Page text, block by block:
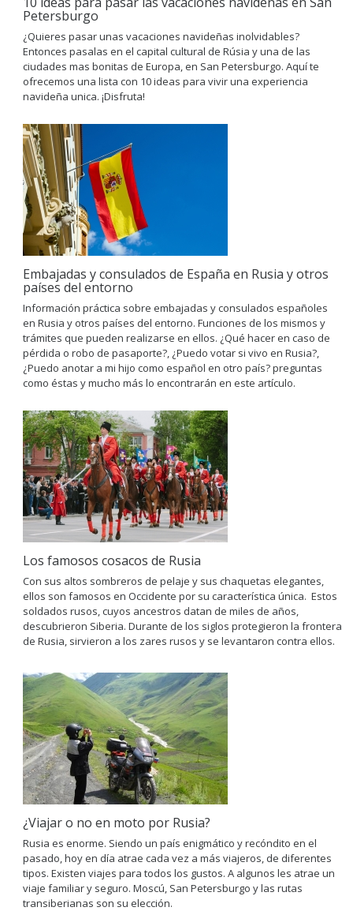
Petersburgo
¿Quieres pasar unas vacaciones navideñas inolvidables?
Entonces pasalas en el capital cultural de Rúsia y una de las
ciudades mas bonitas de Europa, en San Petersburgo. Aquí te
ofrecemos una lista con 10 ideas para vivir una experiencia
navideña unica. ¡Disfruta!
Embajadas y consulados de España en Rusia y otros
países del entorno
Información práctica sobre embajadas y consulados españoles
en Rusia y otros países del entorno. Funciones de los mismos y
trámites que pueden realizarse en ellos. ¿Qué hacer en caso de
pérdida o robo de pasaporte?, ¿Puedo votar si vivo en Rusia?,
¿Puedo anotar a mi hijo como español en otro país? preguntas
como éstas y mucho más lo encontrarán en este artículo.
Los famosos cosacos de Rusia
Con sus altos sombreros de pelaje y sus chaquetas elegantes,
ellos son famosos en Occidente por su característica únicа. Estos
soldados rusos, cuyos ancestros datan de miles de años,
descubrieron Siberia. Durante de los siglos protegieron la frontera
de Rusia, sirvieron a los zares rusos y se levantaron contra ellos.
¿Viajar o no en moto por Rusia?
Rusia es enorme. Siendo un país enigmático y recóndito en el
pasado, hoy en día atrae cada vez a más viajeros, de diferentes
tipos. Existen viajes para todos los gustos. A algunos les atrae un
viaje familiar y seguro. Moscú, San Petersburgo y las rutas
transiberianas son su elección.